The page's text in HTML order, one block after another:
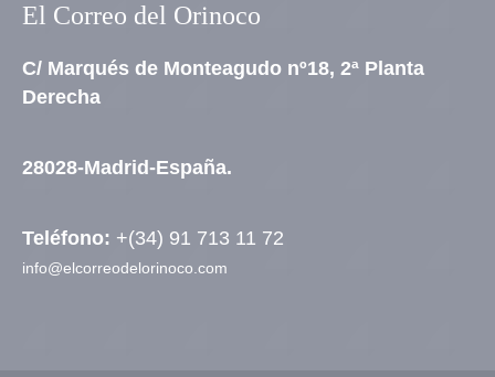
El Correo del Orinoco
C/ Marqués de Monteagudo nº18, 2ª Planta
Derecha
28028-Madrid-España.
Teléfono: +(34) 91 713 11 72
info@elcorreodelorinoco.com